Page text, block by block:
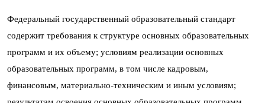
Федеральный государственный образовательный стандарт
содержит требования к структуре основных образовательных
программ и их объему; условиям реализации основных
образовательных программ, в том числе кадровым,
финансовым, материально-техническим и иным условиям;